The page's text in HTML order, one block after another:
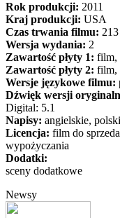
Rok produkcji: 2011
Kraj produkcji: USA
Czas trwania filmu:
Wersja wydania: 2
Zawartość płyty 1: film,
Zawartość płyty 2: film,
Wersje językowe filmu:
Dźwięk wersji
Digital: 5.1
Napisy: angielskie,
Licencja: film do
wypożyczania
Dodatki:
sceny dodatkowe
Newsy